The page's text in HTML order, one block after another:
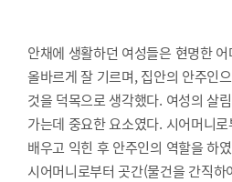
안채에 생활하던 여성들은 현명한
올바르게 잘 기르며, 집안의 안주인
것을 덕목으로 생각했다. 여성의 살
가는데 중요한 요소였다. 시어머니
배우고 익힌 후 안주인의 역할을 하
시어머니로부터 곳간(물건을 간직하